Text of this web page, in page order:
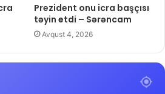
Prezident onu icra başçısı
təyin etdi – Sərəncam
Avqust 4, 2026